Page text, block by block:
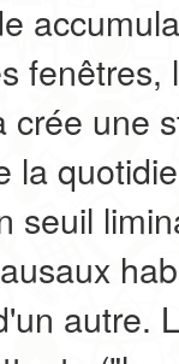
crée une
la
seuil
autre.